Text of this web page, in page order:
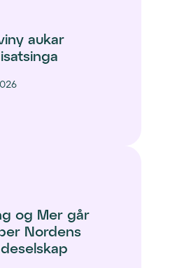
aukar
og Mer går
Nordens